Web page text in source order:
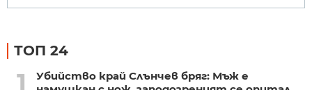
ТОП 24
1
Убийство край Слънчев бряг: Мъж е